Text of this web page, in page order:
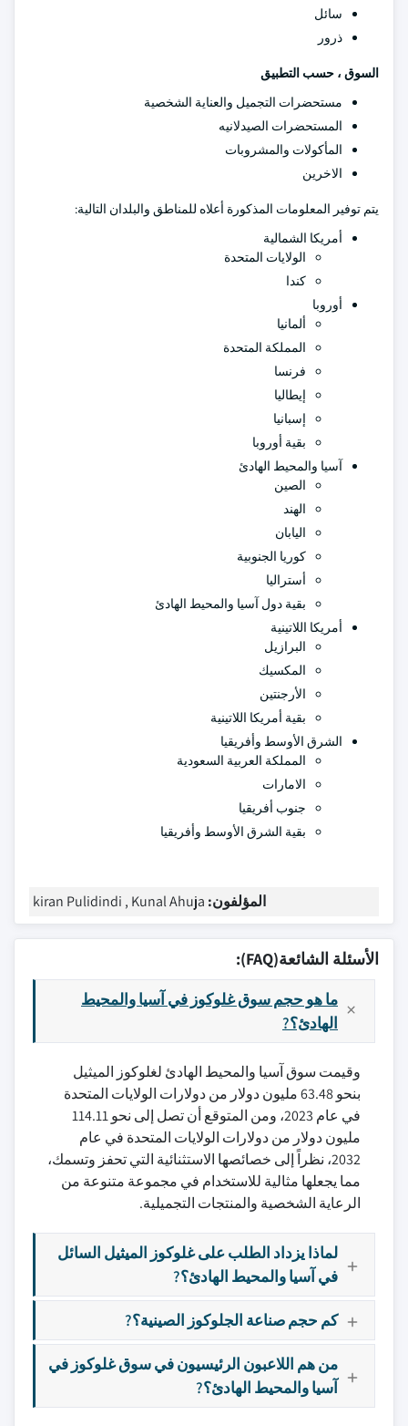
سائل
ذرور
السوق ، حسب التطبيق
مستحضرات التجميل والعناية الشخصية
المستحضرات الصيدلانيه
المأكولات والمشروبات
الاخرين
يتم توفير المعلومات المذكورة أعلاه للمناطق والبلدان التالية:
أمريكا الشمالية
الولايات المتحدة
كندا
أوروبا
ألمانيا
المملكة المتحدة
فرنسا
إيطاليا
إسبانيا
بقية أوروبا
آسيا والمحيط الهادئ
الصين
الهند
اليابان
كوريا الجنوبية
أستراليا
بقية دول آسيا والمحيط الهادئ
أمريكا اللاتينية
البرازيل
المكسيك
الأرجنتين
بقية أمريكا اللاتينية
الشرق الأوسط وأفريقيا
المملكة العربية السعودية
الامارات
جنوب أفريقيا
بقية الشرق الأوسط وأفريقيا
المؤلفون: kiran Pulidindi , Kunal Ahuja
الأسئلة الشائعة(FAQ):
ما هو حجم سوق غلوكوز في آسيا والمحيط
الهادئ؟?
وقيمت سوق آسيا والمحيط الهادئ لغلوكوز الميثيل
بنحو 63.48 مليون دولار من دولارات الولايات المتحدة
في عام 2023، ومن المتوقع أن تصل إلى نحو 114.11
مليون دولار من دولارات الولايات المتحدة في عام
2032، نظراً إلى خصائصها الاستثنائية التي تحفز وتسمك،
مما يجعلها مثالية للاستخدام في مجموعة متنوعة من
الرعاية الشخصية والمنتجات التجميلية.
لماذا يزداد الطلب على غلوكوز الميثيل السائل
في آسيا والمحيط الهادئ؟?
كم حجم صناعة الجلوكوز الصينية؟?
من هم اللاعبون الرئيسيون في سوق غلوكوز في
آسيا والمحيط الهادئ؟?